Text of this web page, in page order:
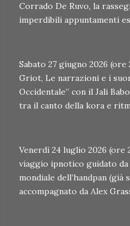
Corrado De Ruvo, la
imperdibili appuntamenti
Sabato 27 giugno 2026
Griot, Le narrazioni e i
Occidentale” con il Jali
tra il canto della kora e
Venerdì 24 luglio 2026 (ore
viaggio ipnotico guidato
mondiale dell’handpan (già
accompagnato da Alex